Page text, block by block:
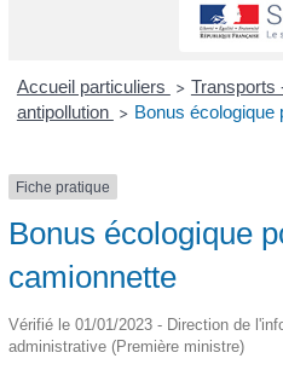
Accueil particuliers > Transports
antipollution > Bonus écologique
Fiche pratique
Bonus écologique
camionnette
Vérifié le 01/01/2023 - Direction de
administrative (Première ministre)